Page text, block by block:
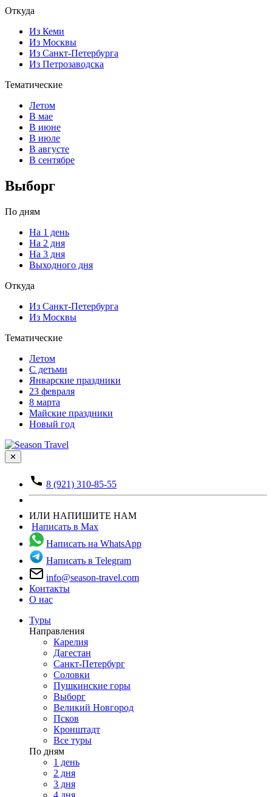
Откуда
Из Кеми
Из Москвы
Из Санкт-Петербурга
Из Петрозаводска
Тематические
Летом
В мае
В июне
В июле
В августе
В сентябре
Выборг
По дням
На 1 день
На 2 дня
На 3 дня
Выходного дня
Откуда
Из Санкт-Петербурга
Из Москвы
Тематические
Летом
С детьми
Январские праздники
23 февраля
8 марта
Майские праздники
Новый год
✕
8 (921) 310-85-55
ИЛИ НАПИШИТЕ НАМ
Написать в Max
Написать на WhatsApp
Написать в Telegram
info@season-travel.com
Контакты
О нас
Туры
Направления
Карелия
Дагестан
Санкт-Петербург
Соловки
Пушкинские горы
Выборг
Великий Новгород
Псков
Кронштадт
Все туры
По дням
1 день
2 дня
3 дня